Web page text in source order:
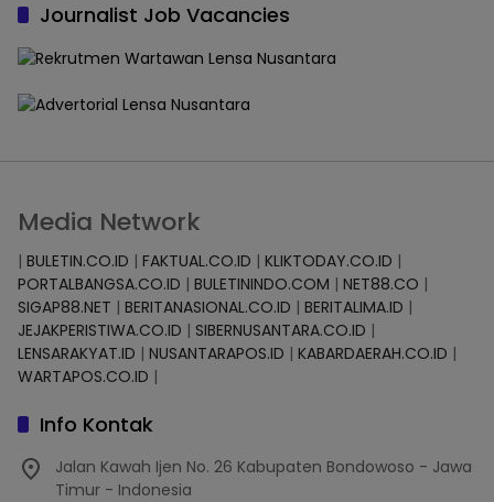
Journalist Job Vacancies
Media Network
| BULETIN.CO.ID | FAKTUAL.CO.ID | KLIKTODAY.CO.ID |
PORTALBANGSA.CO.ID | BULETININDO.COM | NET88.CO |
SIGAP88.NET | BERITANASIONAL.CO.ID | BERITALIMA.ID |
JEJAKPERISTIWA.CO.ID | SIBERNUSANTARA.CO.ID |
LENSARAKYAT.ID | NUSANTARAPOS.ID | KABARDAERAH.CO.ID |
WARTAPOS.CO.ID |
Info Kontak
Jalan Kawah Ijen No. 26 Kabupaten Bondowoso - Jawa
Timur - Indonesia